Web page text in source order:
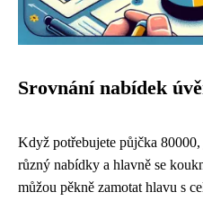
Srovnání nabídek
Když potřebujete půjčka 80000
různý nabídky a hlavně se
můžou pěkně zamotat hlavu s